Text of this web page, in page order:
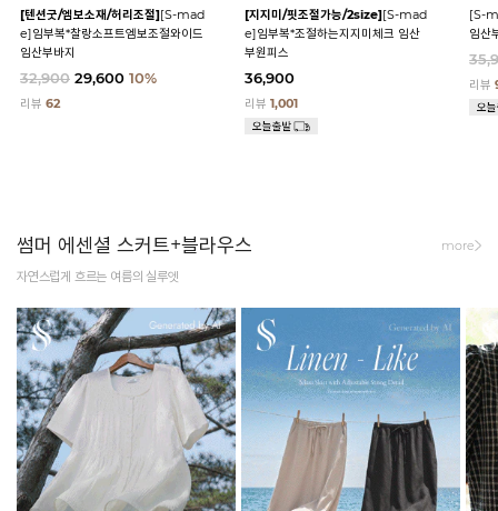
[텐션굿/엠보소재/허리조절][S-mad
e]임부복*찰랑소프트엠보조절와이드
임산부바지
32,900 29,600 10%
리뷰 62
[지지미/핏조절가능/2size][S-mad
e]임부복*조절하는지지미체크 임산
부원피스
36,900
리뷰1,001
[S-
임산
리뷰
썸머 에센셜 스커트+블라우스
자연스럽게 흐르는 여름의 실루엣
more